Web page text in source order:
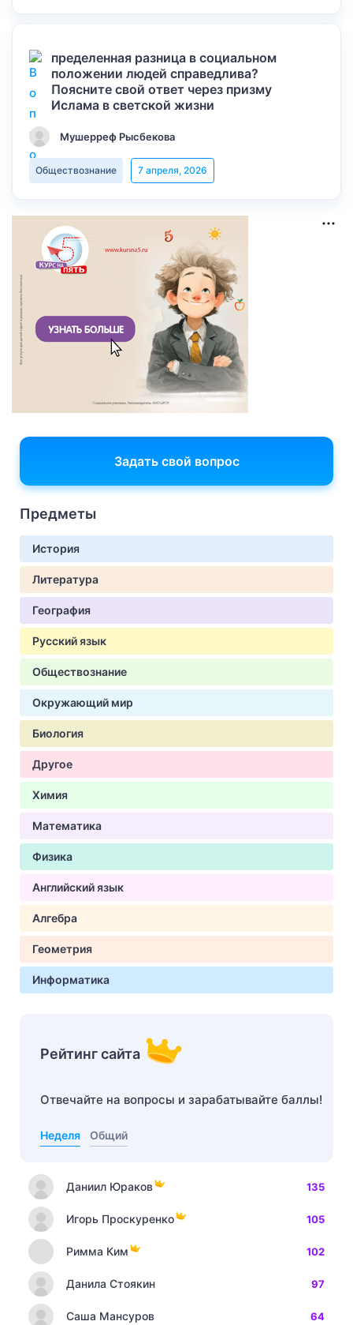
пределенная разница в социальном
положении людей справедлива?
Поясните свой ответ через призму
Ислама в светской жизни
Мушерреф Рысбекова
Обществознание 7 апреля, 2026
Задать свой вопрос
Предметы
История
Литература
География
Русский язык
Обществознание
Окружающий мир
Биология
Другое
Химия
Математика
Физика
Английский язык
Алгебра
Геометрия
Информатика
Рейтинг сайта
Отвечайте на вопросы и зарабатывайте баллы!
Неделя Общий
Даниил Юраков 135
Игорь Проскуренко 105
Римма Ким 102
Данила Стоякин 97
Саша Мансуров 64